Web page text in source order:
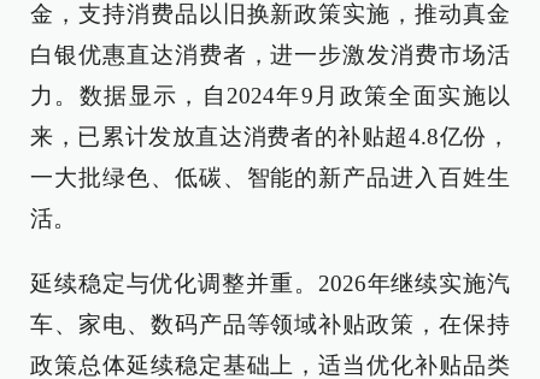
金，支持消费品以旧换新政策实施，推动真金
白银优惠直达消费者，进一步激发消费市场活
力。数据显示，自2024年9月政策全面实施以
来，已累计发放直达消费者的补贴超4.8亿份，
一大批绿色、低碳、智能的新产品进入百姓生
活。
延续稳定与优化调整并重。2026年继续实施汽
车、家电、数码产品等领域补贴政策，在保持
政策总体延续稳定基础上，适当优化补贴品类